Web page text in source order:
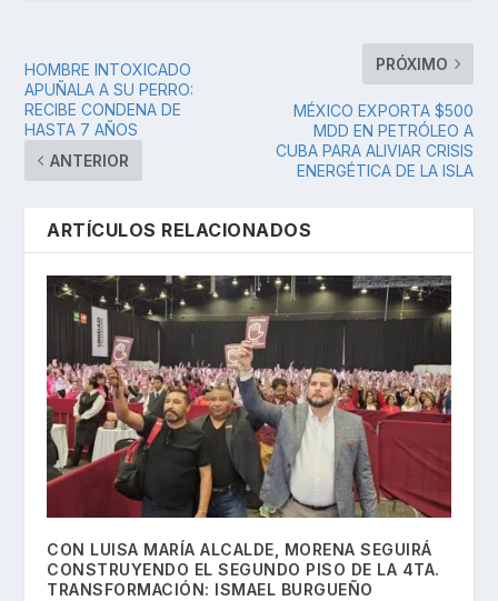
HOMBRE INTOXICADO
APUÑALA A SU PERRO:
RECIBE CONDENA DE
HASTA 7 AÑOS
ANTERIOR
PRÓXIMO
MÉXICO EXPORTA $500
MDD EN PETRÓLEO A
CUBA PARA ALIVIAR CRISIS
ENERGÉTICA DE LA ISLA
ARTÍCULOS RELACIONADOS
CON LUISA MARÍA ALCALDE, MORENA SEGUIRÁ
CONSTRUYENDO EL SEGUNDO PISO DE LA 4TA.
TRANSFORMACIÓN: ISMAEL BURGUEÑO